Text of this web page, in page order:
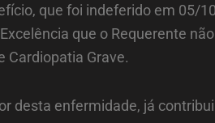
que foi indeferido em 05/
que o Requerente
Cardiopatia Grave.
enfermidade, já